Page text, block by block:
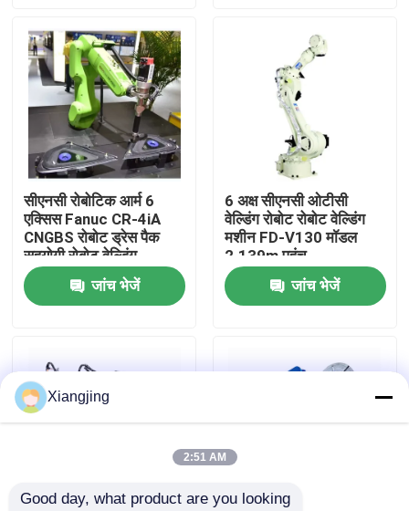
उत्पाद
वीडियो
हमारे बारे में
कारखाना भ्रमण
गुणवत्ता नियंत्रण
ब्लॉग
औद्योगिक रोबोट बांह
सीएनसी रोबोटिक आर्म 6
एक्सिस Fanuc CR-4iA
CNGBS रोबोट ड्रेस पैक
सहयोगी रोबोट वेल्डिंग
जांच भेजें
6 अक्ष सीएनसी ओटीसी
वेल्डिंग रोबोट रोबोट वेल्डिंग
मशीन FD-V130 मॉडल
2.139m पहुंच
जांच भेजें
Xiangjing
2:51 AM
Good day, what product are you looking